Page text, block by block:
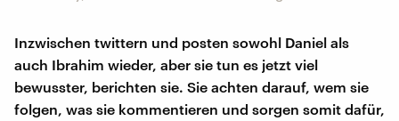
Inzwischen twittern und posten sowohl Daniel als
auch Ibrahim wieder, aber sie tun es jetzt viel
bewusster, berichten sie. Sie achten darauf, wem sie
folgen, was sie kommentieren und sorgen somit dafür,